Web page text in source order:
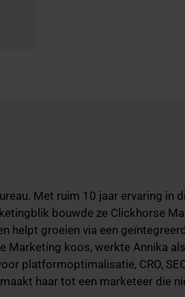
Met ruim 10 jaar ervaring in
bouwde ze Clickhorse
helpt groeien via een
Marketing koos, werkte Annika
platformoptimalisatie, CRO,
haar tot een marketeer die